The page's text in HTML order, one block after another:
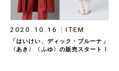
2020.10.16 ITEM
「はいけい、ディック・ブルーナ」
〈あき〉〈ふゆ〉の販売スタート！